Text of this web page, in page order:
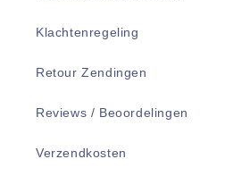
Klachtenregeling
Retour Zendingen
Reviews / Beoordelingen
Verzendkosten